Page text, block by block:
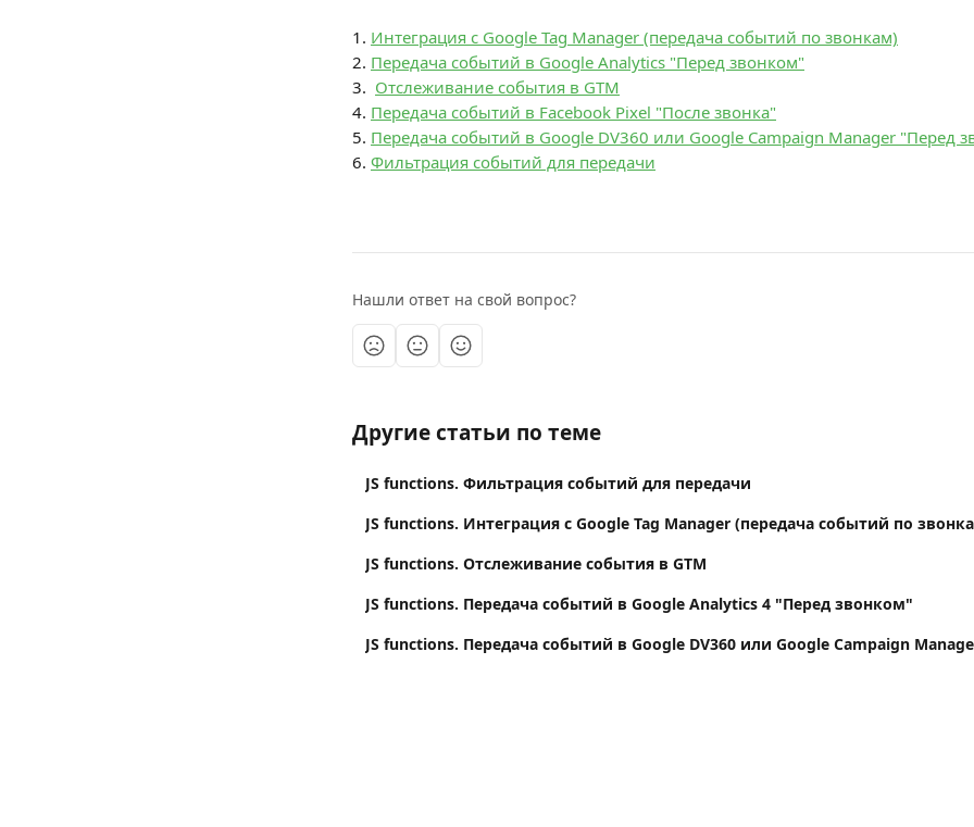
1. Интеграция с Google Tag Manager (передача событий по звонкам)
2. Передача событий в Google Analytics "Перед звонком"
3. Oтслеживание события в GTM
4. Передача событий в Facebook Pixel "После звонка"
5. Передача событий в Google DV360 или Google Campaign Manager "Перед
6. Фильтрация событий для передачи
Нашли ответ на свой вопрос?
Другие статьи по теме
JS functions. Фильтрация событий для передачи
JS functions. Интеграция с Google Tag Manager (передача событий по
JS functions. Oтслеживание события в GTM
JS functions. Передача событий в Google Analytics 4 "Перед звонком"